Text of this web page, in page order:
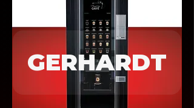
GERHARDT